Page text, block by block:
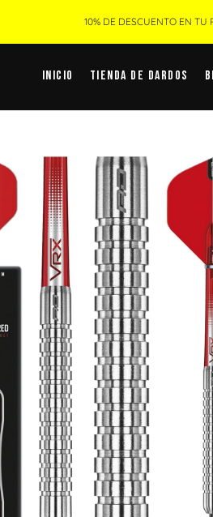
10% DE DESCUENTO EN TU
Inicio Tienda De Dardos